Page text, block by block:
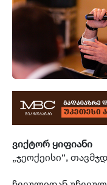
ვიქტორ ყიფიანი
„ჯეოქეისი“,